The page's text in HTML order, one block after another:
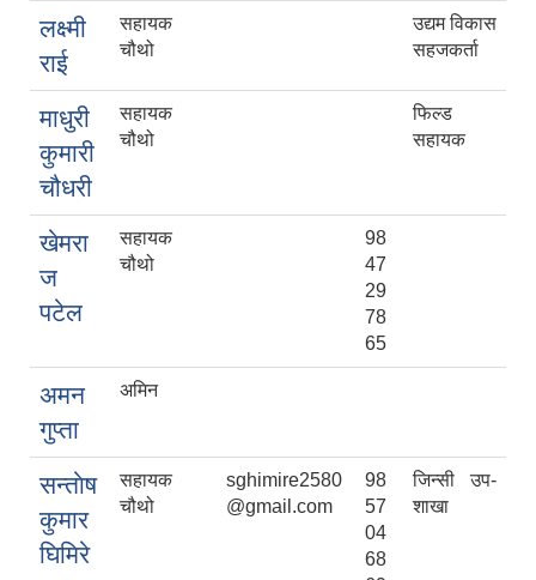
लक्ष्मी
राई
सहायक
चौथो
उद्यम विकास
सहजकर्ता
माधुरी
कुमारी
चौधरी
सहायक
चौथो
फिल्ड
सहायक
खेमरा
ज
पटेल
सहायक
चौथो
98
47
29
78
65
अमन
गुप्ता
अमिन
सन्ताेष
कुमार
घिमिरे
सहायक
चौथो
sghimire2580
@gmail.com
98
57
04
68
जिन्सी उप-
शाखा